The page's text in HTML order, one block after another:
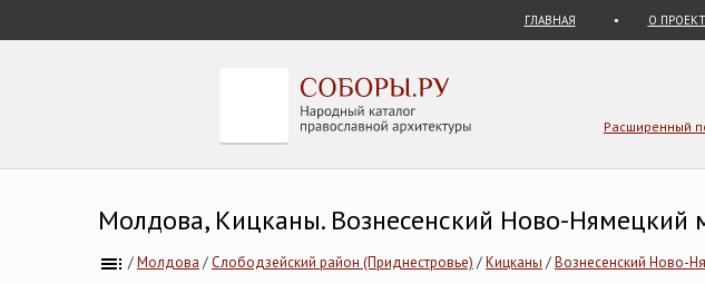
ГЛАВНАЯ О
Расширенный
Молдова, Кицканы. Вознесенский Ново-
/Молдова /Слободзейский район (Приднестровье) /Кицканы /Вознесенский Ново-